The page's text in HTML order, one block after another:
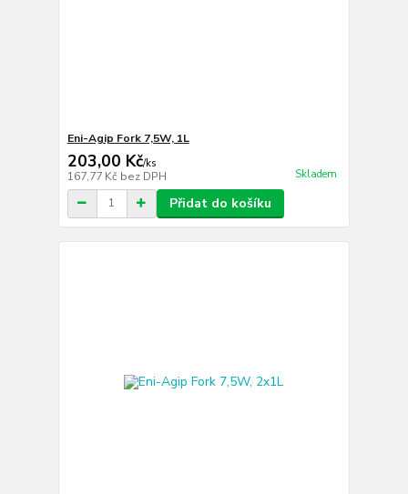
Eni-Agip Fork 7,5W, 1L
203,00 Kč/ks
167,77 Kč bez DPH Skladem
Přidat do košíku